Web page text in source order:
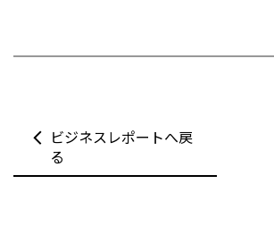
ビジネスレポートへ戻
る